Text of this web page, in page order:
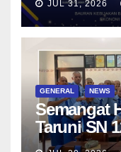
Menjadi
JUL 31, 2026
GENERAL NEWS
Semangat
Taruni SN
bersama